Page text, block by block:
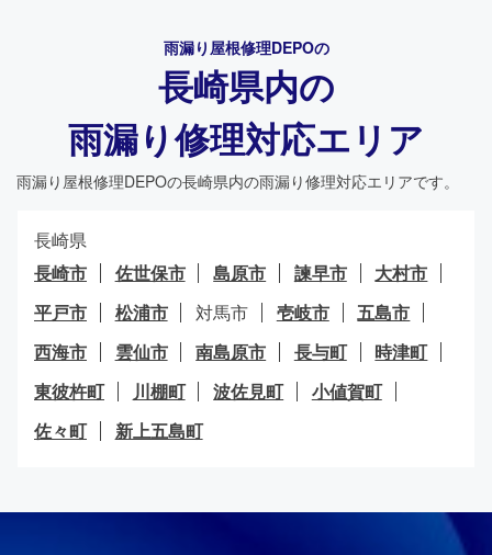
雨漏り屋根修理DEPOの
長崎県内の
雨漏り修理対応エリア
雨漏り屋根修理DEPOの長崎県内の雨漏り修理対応エリアです。
長崎県
長崎市
佐世保市 島原市 諫早市
大村市
平戸市
松浦市 対馬市 壱岐市
五島市
西海市
雲仙市 南島原市 長与町
時津町
東彼杵町
川棚町 波佐見町
小値賀町
佐々町
新上五島町